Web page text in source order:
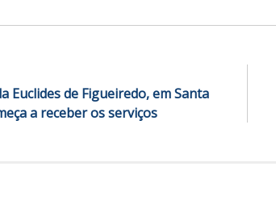
Euclides de Figueiredo, em Santa
a receber os serviços